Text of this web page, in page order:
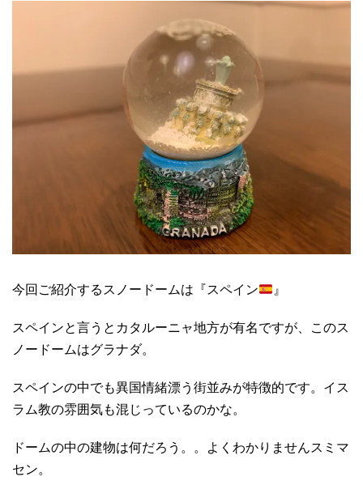
今回ご紹介するスノードームは『スペイン 』
スペインと言うとカタルーニャ地方が有名ですが、このス
ノードームはグラナダ。
スペインの中でも異国情緒漂う街並みが特徴的です。イス
ラム教の雰囲気も混じっているのかな。
ドームの中の建物は何だろう。。よくわかりませんスミマ
セン。